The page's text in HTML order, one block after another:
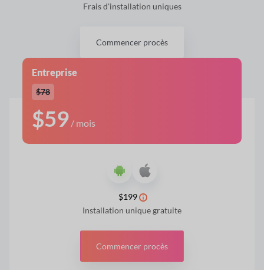
Frais d'installation uniques
Commencer procès
Entreprise
$78
$59 / mois
$199
Installation unique gratuite
Commencer procès